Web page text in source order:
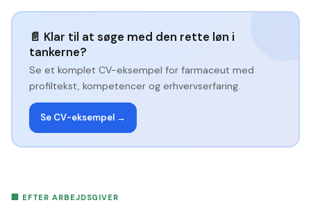
📄 Klar til at søge med den rette løn i
tankerne?
Se et komplet CV-eksempel for farmaceut med
profiltekst, kompetencer og erhvervserfaring.
Se CV-eksempel →
🏢 EFTER ARBEJDSGIVER